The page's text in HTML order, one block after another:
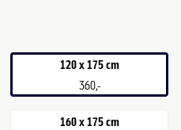
120 x 175 cm
360,-
160 x 175 cm